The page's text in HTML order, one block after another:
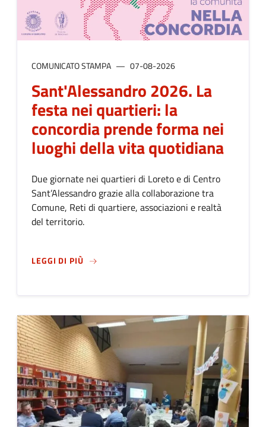
COMUNICATO STAMPA 07-08-2026
Sant'Alessandro 2026. La
festa nei quartieri: la
concordia prende forma nei
luoghi della vita quotidiana
Due giornate nei quartieri di Loreto e di Centro
Sant’Alessandro grazie alla collaborazione tra
Comune, Reti di quartiere, associazioni e realtà
del territorio.
LEGGI DI PIÙSUSANT'ALESSANDRO 2026. LA FESTA NEI